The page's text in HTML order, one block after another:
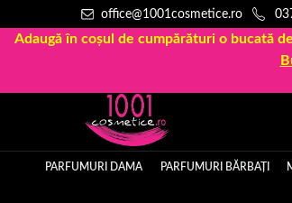
office@1001cosmetice.ro
Adaugă în coșul de cumpărături o bucată de
PARFUMURI DAMA PARFUMURI BĂRBAȚI